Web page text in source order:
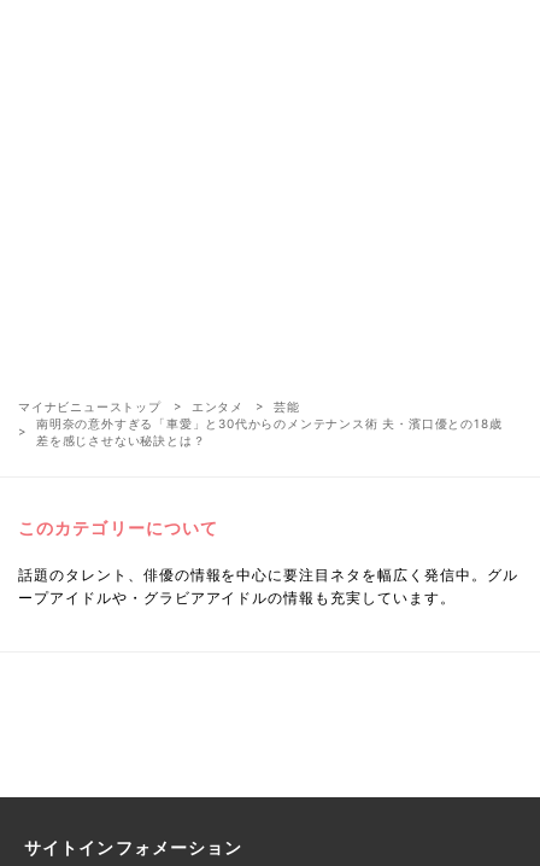
マイナビニューストップ エンタメ
芸能
南明奈の意外すぎる「車愛」と30代からのメンテナンス術 夫・濱口優との18歳
差を感じさせない秘訣とは？
このカテゴリーについて
話題のタレント、俳優の情報を中心に要注目ネタを幅広く発信中。グル
ープアイドルや・グラビアアイドルの情報も充実しています。
サイトインフォメーション